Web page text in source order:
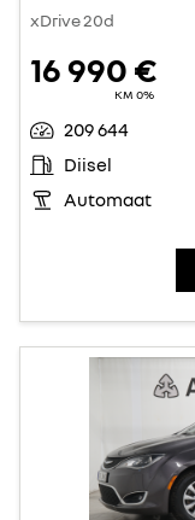
xDrive 20d
16 990 €
KM 0%
209 644
Diisel
Automaat